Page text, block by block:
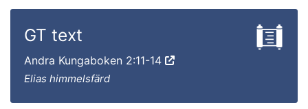
GT text
Andra Kungaboken 2:11-14
Elias himmelsfärd